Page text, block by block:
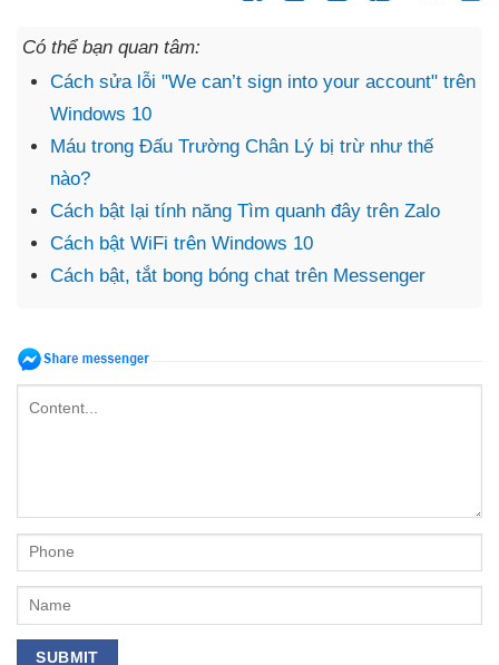
Có thể bạn quan tâm:
Cách sửa lỗi "We can’t sign into your account" trên
Windows 10
Máu trong Đấu Trường Chân Lý bị trừ như thế
nào?
Cách bật lại tính năng Tìm quanh đây trên Zalo
Cách bật WiFi trên Windows 10
Cách bật, tắt bong bóng chat trên Messenger